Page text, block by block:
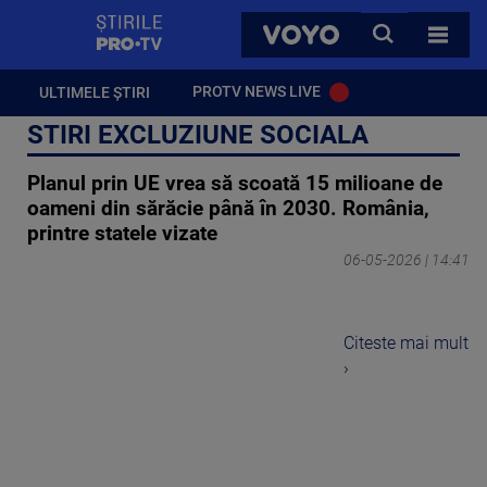
VOYO
CAUTA
TOATE
ULTIMELE ȘTIRI PROTV NEWS LIVE
STIRI EXCLUZIUNE SOCIALA
Planul prin UE vrea să scoată 15 milioane de
oameni din sărăcie până în 2030. România,
printre statele vizate
06-05-2026 | 14:41
Citeste mai mult
›